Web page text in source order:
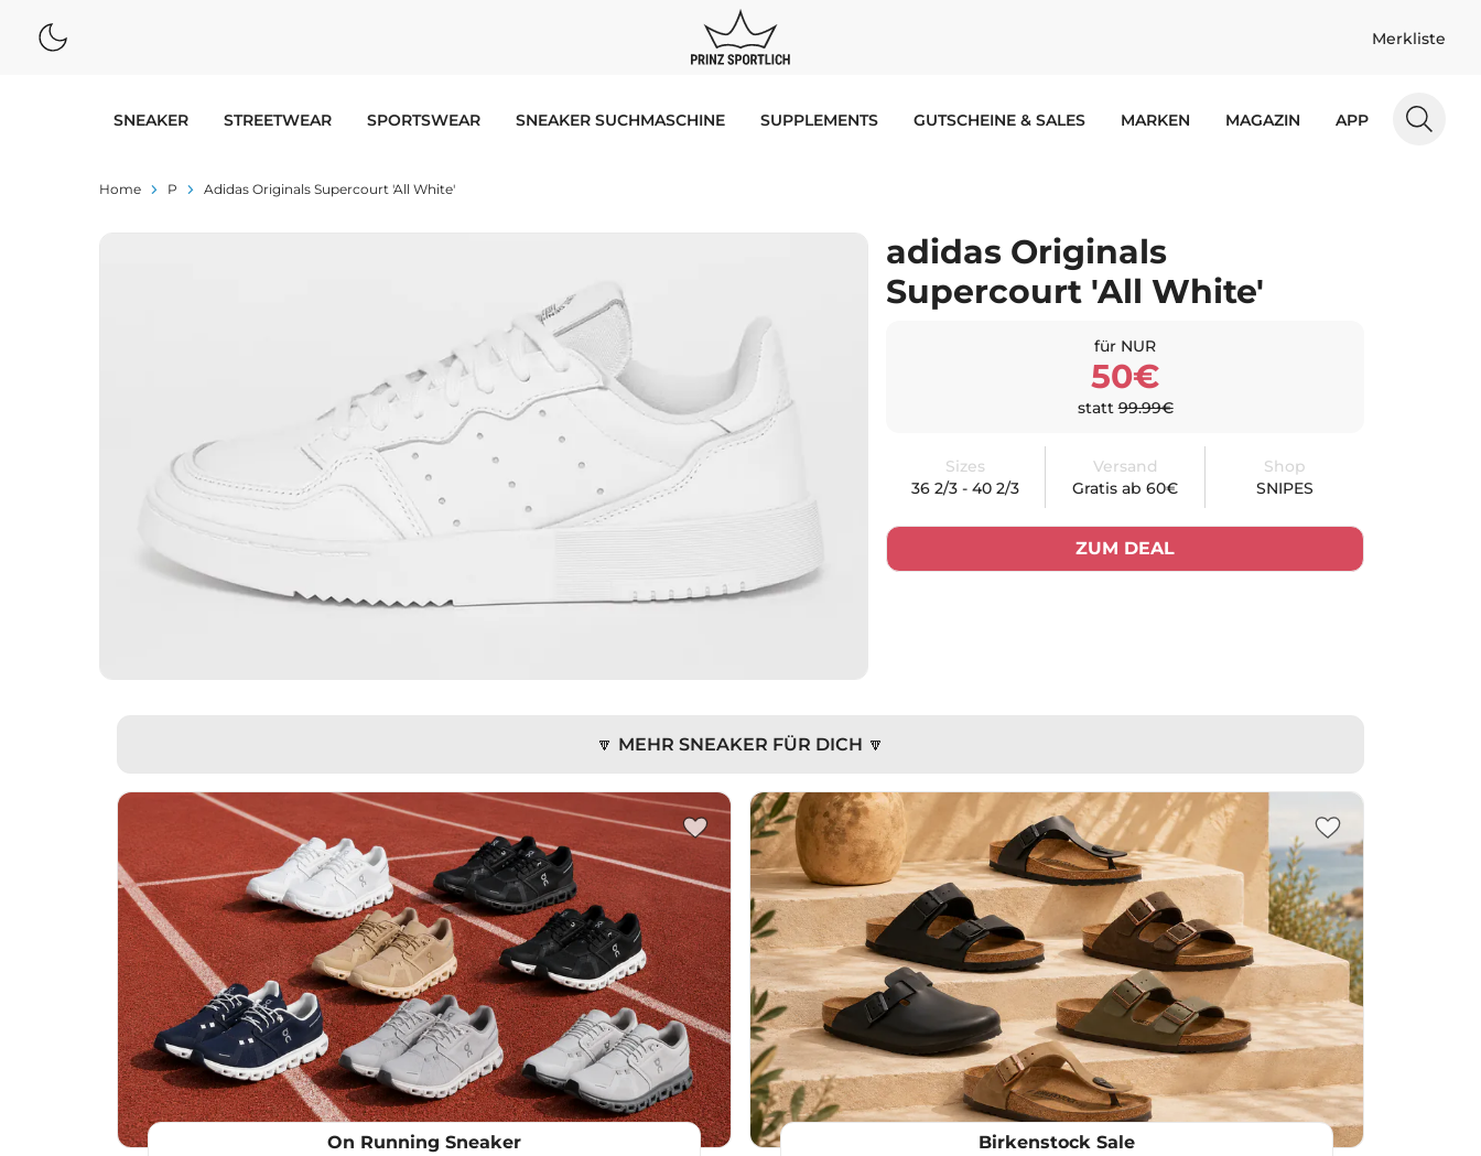
Merkliste
SNEAKER STREETWEAR SPORTSWEAR SNEAKER SUCHMASCHINE SUPPLEMENTS GUTSCHEINE & SALES MARKEN MAGAZIN APP
Home P Adidas Originals Supercourt 'All White'
adidas Originals
Supercourt 'All White'
für NUR
50€
statt99.99€
Sizes
36 2/3 - 40 2/3
Versand
Gratis ab 60€
Shop
SNIPES
ZUM DEAL
🔽 MEHR SNEAKER FÜR DICH 🔽
On Running Sneaker Birkenstock Sale